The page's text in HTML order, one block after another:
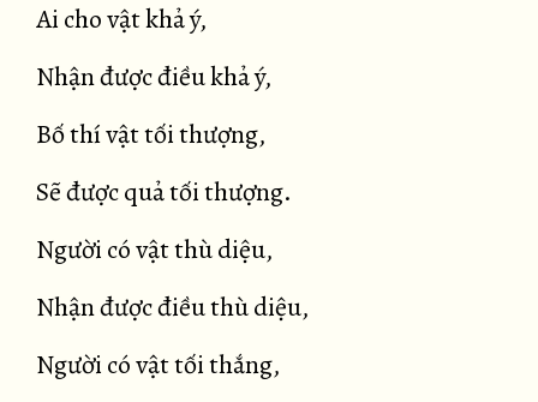
Ai cho vật khả ý,
Nhận được điều khả ý,
Bố thí vật tối thượng,
Sẽ được quả tối thượng.
Người có vật thù diệu,
Nhận được điều thù diệu,
Người có vật tối thắng,